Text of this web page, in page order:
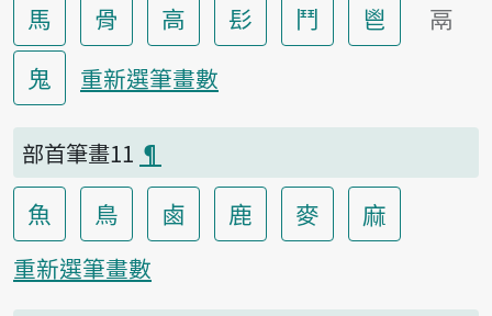
馬 骨 高 髟 鬥 鬯
鬲
鬼
重新選筆畫數
部首筆畫11 ¶
魚 鳥 鹵 鹿 麥 麻
重新選筆畫數